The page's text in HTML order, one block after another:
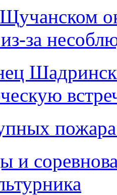
за
и